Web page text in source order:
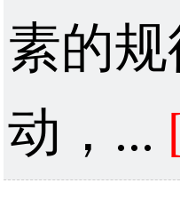
素的规
动，...